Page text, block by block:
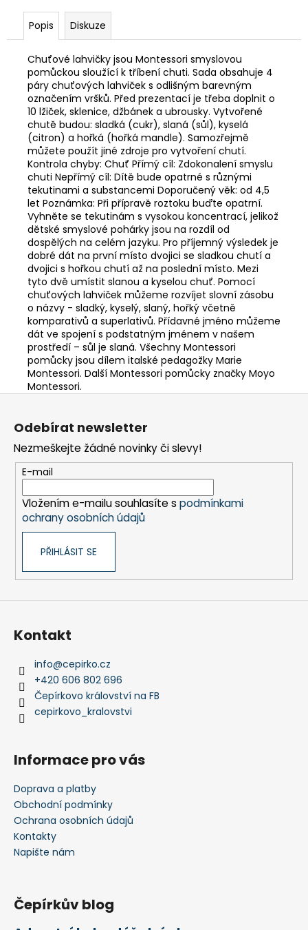
Popis Diskuze
Chuťové lahvičky jsou Montessori smyslovou
pomůckou sloužící k tříbení chuti. Sada obsahuje 4
páry chuťových lahviček s odlišným barevným
označením vršků. Před prezentací je třeba doplnit o
10 lžiček, sklenice, džbánek a ubrousky. Vytvořené
chutě budou: sladká (cukr), slaná (sůl), kyselá
(citron) a hořká (hořká mandle). Samozřejmě
můžete použít jiné zdroje pro vytvoření chutí.
Kontrola chyby: Chuť Přímý cíl: Zdokonalení smyslu
chuti Nepřímý cíl: Dítě bude opatrné s různými
tekutinami a substancemi Doporučený věk: od 4,5
let Poznámka: Při přípravě roztoku buďte opatrní.
Vyhněte se tekutinám s vysokou koncentrací, jelikož
dětské smyslové pohárky jsou na rozdíl od
dospělých na celém jazyku. Pro příjemný výsledek je
dobré dát na první místo dvojici se sladkou chutí a
dvojici s hořkou chutí až na poslední místo. Mezi
tyto dvě umístit slanou a kyselou chuť. Pomocí
chuťových lahviček můžeme rozvíjet slovní zásobu
o názvy - sladký, kyselý, slaný, hořký včetně
komparativů a superlativů. Přídavné jméno můžeme
dát ve spojení s podstatným jménem v našem
prostředí – sůl je slaná. Všechny Montessori
pomůcky jsou dílem italské pedagožky Marie
Montessori. Další Montessori pomůcky značky Moyo
Montessori.
Z
Odebírat newsletter
Nezmeškejte žádné novinky či slevy!
E-mail
Vložením e-mailu souhlasíte s podmínkami
ochrany osobních údajů
PŘIHLÁSIT SE
Kontakt
info@cepirko.cz
+420 606 802 696
Čepírkovo království na FB
cepirkovo_kralovstvi
Informace pro vás
Doprava a platby
Obchodní podmínky
Ochrana osobních údajů
Kontakty
Napište nám
Čepírkův blog